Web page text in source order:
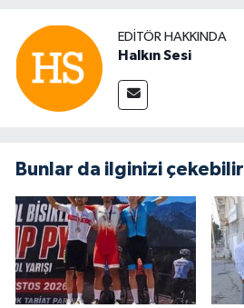
EDITÖR HAKKINDA
Halkın Sesi
Bunlar da ilginizi çekebilir